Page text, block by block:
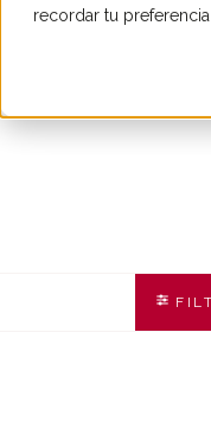
recordar tu